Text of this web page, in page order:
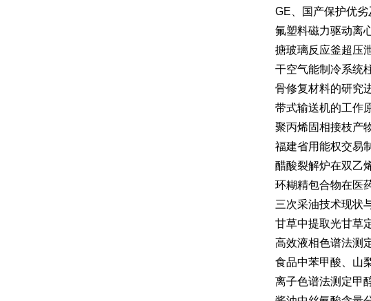
GE、国产保护优
氟塑料磁力驱动离
搪玻璃反应釜超压
干空气能制冷系统
骨修复材料的研究
带式输送机的工作
聚丙烯固相接枝产
福建省用能权交易
醋酸裂解炉在双乙
环糊精包合物在医
三次采油技术现状
甘草中提取光甘草
高效液相色谱法测
食品中苯甲酸、山
离子色谱法测定甲